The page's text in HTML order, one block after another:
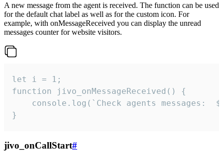
A new message from the agent is received. The function can be used
for the default chat label as well as for the custom icon. For
example, with onMessageReceived you can display the unread
messages counter for website visitors.
let i = 1;
function jivo_onMessageReceived() {
}
jivo_onCallStart#